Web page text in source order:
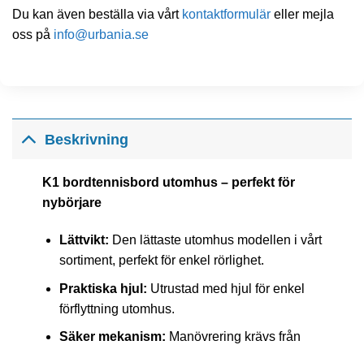
Du kan även beställa via vårt kontaktformulär eller mejla
oss på info@urbania.se
Beskrivning
K1 bordtennisbord utomhus – perfekt för
nybörjare
Lättvikt: Den lättaste utomhus modellen i vårt
sortiment, perfekt för enkel rörlighet.
Praktiska hjul: Utrustad med hjul för enkel
förflyttning utomhus.
Säker mekanism: Manövrering krävs från